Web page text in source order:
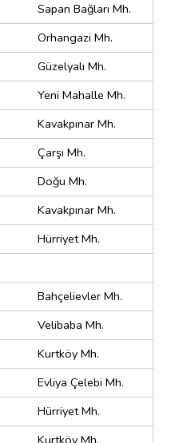
Sapan Bağları Mh.
Orhangazi Mh.
Güzelyalı Mh.
Yeni Mahalle Mh.
Kavakpınar Mh.
Çarşı Mh.
Doğu Mh.
Kavakpınar Mh.
Hürriyet Mh.
Bahçelievler Mh.
Velibaba Mh.
Kurtköy Mh.
Evliya Çelebi Mh.
Hürriyet Mh.